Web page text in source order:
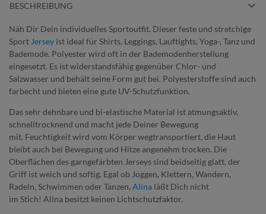
BESCHREIBUNG
Näh Dir Dein individuelles Sportoutfit. Dieser feste und stretchige
Sport Jersey ist ideal für Shirts, Leggings, Lauftights, Yoga-, Tanz und
Bademode. Polyester wird oft in der Bademodenherstellung
eingesetzt. Es ist widerstandsfähig gegenüber Chlor- und
Salzwasser und behält seine Form gut bei. Polyesterstoffe sind auch
farbecht und bieten eine gute UV-Schutzfunktion.
Das sehr dehnbare und bi-elastische Material ist atmungsaktiv,
schnelltrocknend und macht jede Deiner Bewegung
mit. Feuchtigkeit wird vom Körper wegtransportiert, die Haut
bleibt auch bei Bewegung und Hitze angenehm trocken. Die
Oberflächen des garngefärbten Jerseys sind beidseitig glatt, der
Griff ist weich und softig. Egal ob Joggen, Klettern, Wandern,
Radeln, Schwimmen oder Tanzen, Alina läßt Dich nicht
im Stich! Alina besitzt keinen Lichtschutzfaktor.